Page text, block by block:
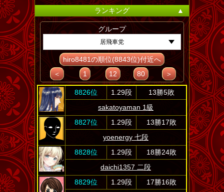
ランキング ▲
グループ
居飛車党
hiro8481の順位(8843位)付近へ
＜
1 12 80 ＞
8826位 1.29段
13勝5敗
sakatoyaman 1級
8827位
1.29段
13勝17敗
yoenergy 七段
8828位
1.29段
18勝24敗
daichi1357 二段
8829位
1.29段
17勝16敗